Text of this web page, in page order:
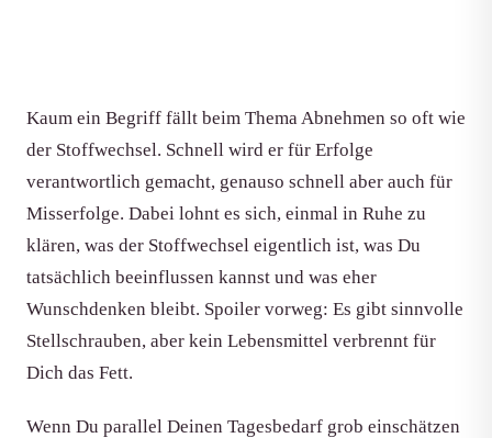
Kaum ein Begriff fällt beim Thema Abnehmen so oft wie
der Stoffwechsel. Schnell wird er für Erfolge
verantwortlich gemacht, genauso schnell aber auch für
Misserfolge. Dabei lohnt es sich, einmal in Ruhe zu
klären, was der Stoffwechsel eigentlich ist, was Du
tatsächlich beeinflussen kannst und was eher
Wunschdenken bleibt. Spoiler vorweg: Es gibt sinnvolle
Stellschrauben, aber kein Lebensmittel verbrennt für
Dich das Fett.
Wenn Du parallel Deinen Tagesbedarf grob einschätzen